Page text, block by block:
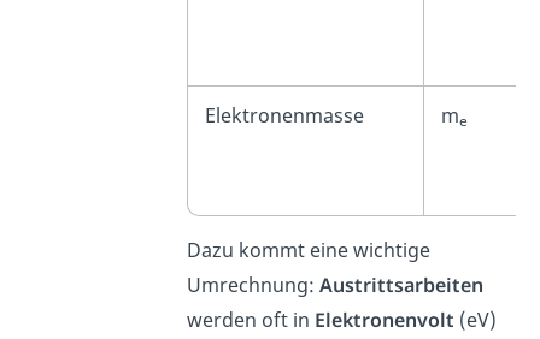
Elektronenmasse me
Dazu kommt eine wichtige
Umrechnung:Austrittsarbeiten
werden oft in Elektronenvolt (eV)